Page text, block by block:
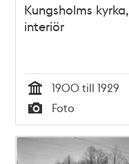
Kungsholms kyrka,
interiör
Tid
1900 till 1929
Typ
Foto